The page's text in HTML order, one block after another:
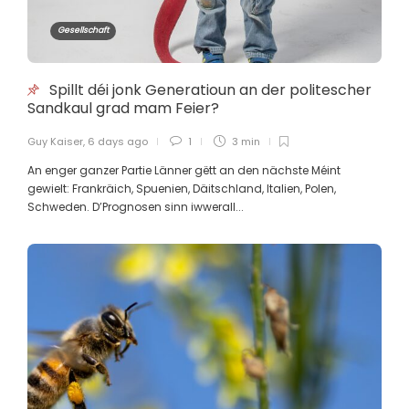
Bankenbetrug in Luxemburg:
Kunden von ihren Banken im Stich
gelassen
KULT ohne Substanz – Marc Thill
Belanglosigkeit
Guy Kaiser 3 months ago 5 min
Soll de Google-Projet zu Biissen nei
evaluéiert ginn?
Guy Kaiser 3 months ago
Den OGBL an de Mindestloun,
Gesellschaft
Spillt déi jonk Generatioun an der politescher
Sandkaul grad mam Feier?
Guy Kaiser, 6 days ago 1 3 min
An enger ganzer Partie Länner gëtt an den nächste Méint
gewielt: Frankräich, Spuenien, Däitschland, Italien, Polen,
Schweden. D’Prognosen sinn iwwerall...